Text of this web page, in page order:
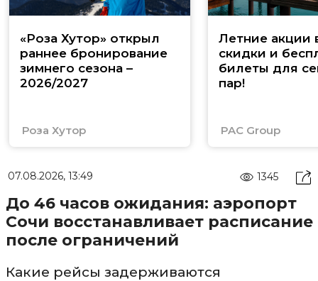
«Роза Хутор» открыл
раннее бронирование
зимнего сезона –
2026/2027
Роза Хутор
Летние акции
скидки и
билеты для
пар!
PAC Group
07.08.2026, 13:49 1345
До 46 часов ожидания: аэропорт
Сочи восстанавливает расписание
после ограничений
Какие рейсы задерживаются